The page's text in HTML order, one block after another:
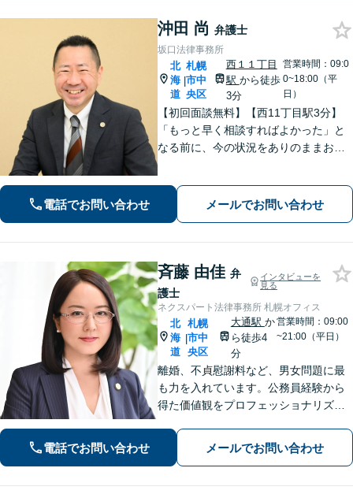
沖田 尚 弁護士
坂口法律事務所
北
海
道
|
札幌
市中
央区
西１１丁目
駅 から徒歩
3分
営業時間：09:0
0~18:00（平
日）
【初回面談無料】【西11丁目駅3分】
「もっと早く相談すればよかった」と
なる前に、今の状況をありのままお聞
くことができます。【電話・メール・
WEB相談可】
電話でお問い合わせ メールでお問い合わせ
斉藤 由佳 弁
護士
インタビューを
見る
ネクスパート法律事務所 札幌オフィス
北
海
道
|
札幌
市中
央区
大通駅 か
ら徒歩4
分
営業時間：09:00
~21:00（平日）
離婚、不貞慰謝料など、男女問題に最
も力を入れています。公務員経験から
得た価値観をプロフェッショナリズム
ながら、正確な情報提供と誠実なコミ
ュニケーションを心がけて、最善の解
電話でお問い合わせ メールでお問い合わせ